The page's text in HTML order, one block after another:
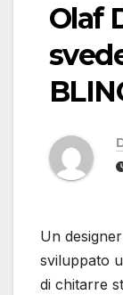
Olaf
Un
sviluppato
di chitarre